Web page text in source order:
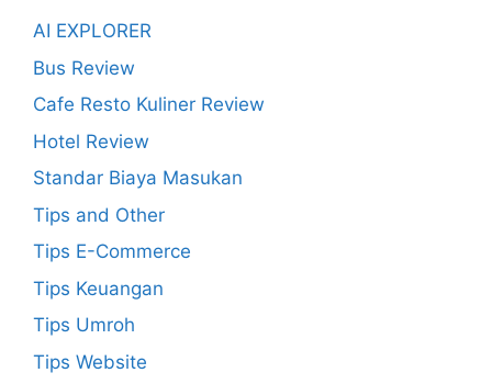
AI EXPLORER
Bus Review
Cafe Resto Kuliner Review
Hotel Review
Standar Biaya Masukan
Tips and Other
Tips E-Commerce
Tips Keuangan
Tips Umroh
Tips Website